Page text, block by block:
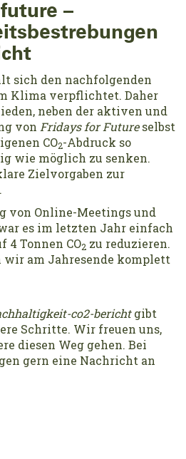
–
sich den nachfolgenden
Klima verpflichtet. Daher
neben der aktiven und
von Fridays for Futureselbst
CO2-Abdruck so
wie möglich zu senken.
Zielvorgaben zur
von Online-Meetings und
es im letzten Jahr einfach
4 Tonnen CO2 zu reduzieren.
wir am Jahresende komplett
co2-berichtgibt
Schritte. Wir freuen uns,
diesen Weg gehen. Bei
gern eine Nachricht an